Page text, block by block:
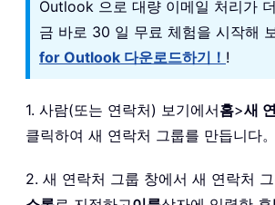
Outlook 으로 대량 이메일 처리가
금 바로 30 일 무료 체험을 시작해
for Outlook 다운로드하기！ !
1. 사람(또는 연락처) 보기에서홈>새
클릭하여 새 연락처 그룹를 만듭니다。
2. 새 연락처 그룹 창에서 새 연락처